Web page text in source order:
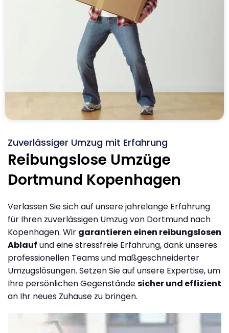
Zuverlässiger Umzug mit Erfahrung
Reibungslose Umzüge
Dortmund Kopenhagen
Verlassen Sie sich auf unsere jahrelange Erfahrung
für Ihren zuverlässigen Umzug von Dortmund nach
Kopenhagen. Wir garantieren einen reibungslosen
Ablauf und eine stressfreie Erfahrung, dank unseres
professionellen Teams und maßgeschneiderter
Umzugslösungen. Setzen Sie auf unsere Expertise, um
Ihre persönlichen Gegenständesicher und effizient
an Ihr neues Zuhause zu bringen.